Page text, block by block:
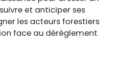
et anticiper ses
les acteurs forestiers
face au dérèglement